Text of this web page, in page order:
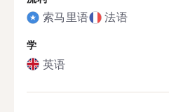
索马里语 法语
学
英语